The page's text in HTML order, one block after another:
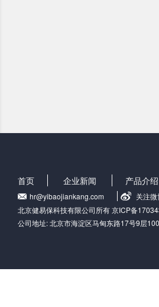
首页 企业新闻 产品介绍
hr@yibaojiankang.com 关注微
北京健易保科技有限公司所有 京ICP备
公司地址: 北京市海淀区马甸东路17号9层